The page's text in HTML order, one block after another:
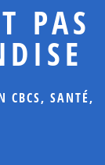
PAS
CBCS, SANTÉ,